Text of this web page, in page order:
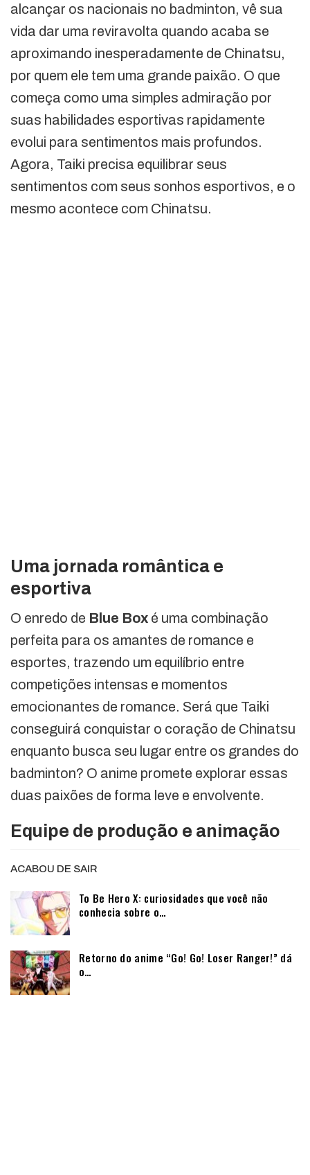
alcançar os nacionais no badminton, vê sua
vida dar uma reviravolta quando acaba se
aproximando inesperadamente de Chinatsu,
por quem ele tem uma grande paixão. O que
começa como uma simples admiração por
suas habilidades esportivas rapidamente
evolui para sentimentos mais profundos.
Agora, Taiki precisa equilibrar seus
sentimentos com seus sonhos esportivos, e o
mesmo acontece com Chinatsu.
Uma jornada romântica e
esportiva
O enredo de Blue Box é uma combinação
perfeita para os amantes de romance e
esportes, trazendo um equilíbrio entre
competições intensas e momentos
emocionantes de romance. Será que Taiki
conseguirá conquistar o coração de Chinatsu
enquanto busca seu lugar entre os grandes do
badminton? O anime promete explorar essas
duas paixões de forma leve e envolvente.
Equipe de produção e animação
ACABOU DE SAIR
To Be Hero X: curiosidades que você não
conhecia sobre o…
Retorno do anime “Go! Go! Loser Ranger!” dá
o…